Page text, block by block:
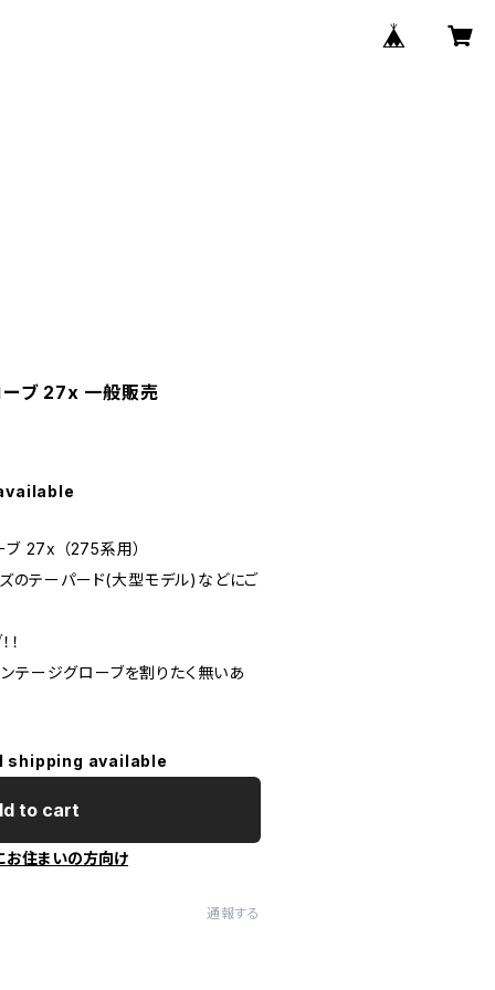
ブ 27x 一般販売
ブ 27x （275系用）
のテーパード(大型モデル)などにご
テージグローブを割りたく無いあ
shipping available
to cart
お住まいの方向け
通報する